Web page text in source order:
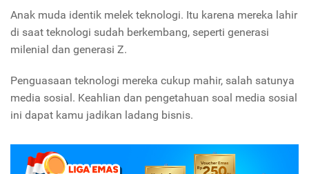
Anak muda identik melek teknologi. Itu karena mereka lahir
di saat teknologi sudah berkembang, seperti generasi
milenial dan generasi Z.
Penguasaan teknologi mereka cukup mahir, salah satunya
media sosial. Keahlian dan pengetahuan soal media sosial
ini dapat kamu jadikan ladang bisnis.